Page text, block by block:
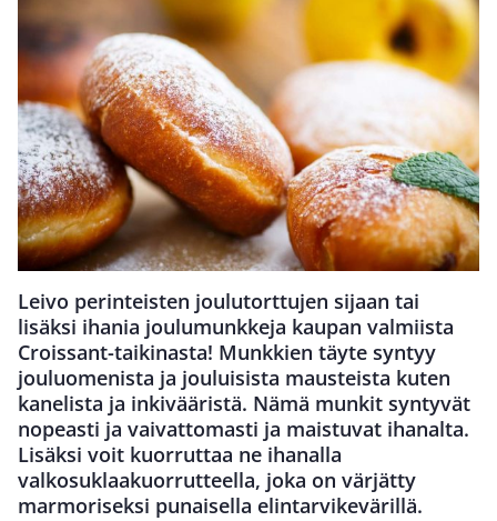
Leivo perinteisten joulutorttujen sijaan tai
lisäksi ihania joulumunkkeja kaupan valmiista
Croissant-taikinasta! Munkkien täyte syntyy
jouluomenista ja jouluisista mausteista kuten
kanelista ja inkivääristä. Nämä munkit syntyvät
nopeasti ja vaivattomasti ja maistuvat ihanalta.
Lisäksi voit kuorruttaa ne ihanalla
valkosuklaakuorrutteella, joka on värjätty
marmoriseksi punaisella elintarvikevärillä.